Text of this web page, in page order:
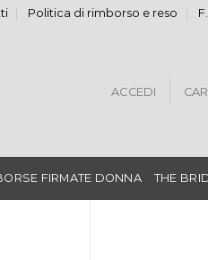
Politica di rimborso e reso
ACCEDI
FIRMATE DONNA THE